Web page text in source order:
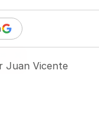
Juan Vicente